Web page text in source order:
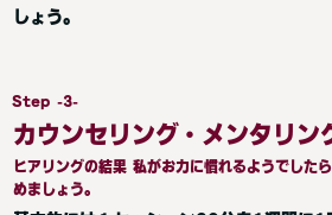
しょう。
Step -3-
カウンセリング・メンタリン
ヒアリングの結果 私がお力に慣れるようでした
めましょう。